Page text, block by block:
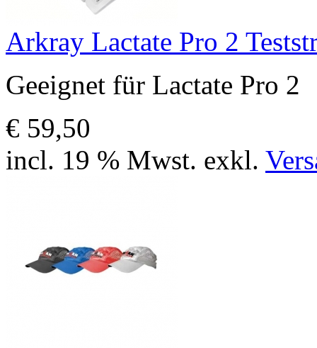
Arkray Lactate Pro 2
Geeignet für Lactate Pro 2
€ 59,50
incl. 19 % Mwst. exkl.